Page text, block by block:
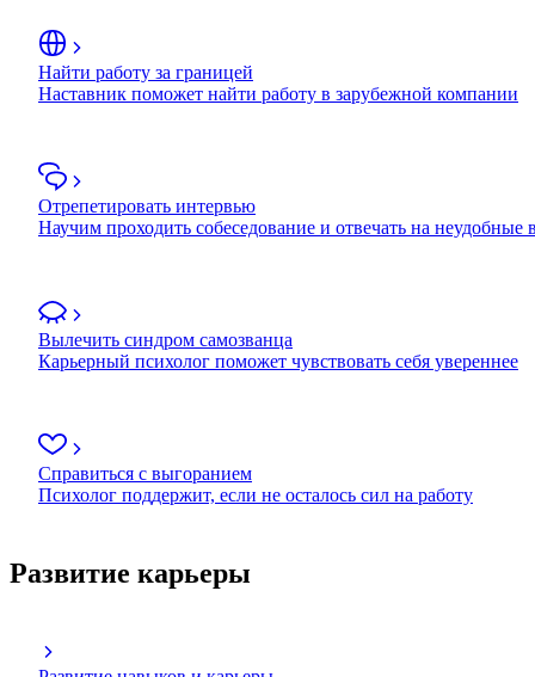
Найти работу за границей
Наставник поможет найти работу в зарубежной компании
Отрепетировать интервью
Научим проходить собеседование и отвечать на неудобные
Вылечить синдром самозванца
Карьерный психолог поможет чувствовать себя увереннее
Справиться с выгоранием
Психолог поддержит, если не осталось сил на работу
Развитие карьеры